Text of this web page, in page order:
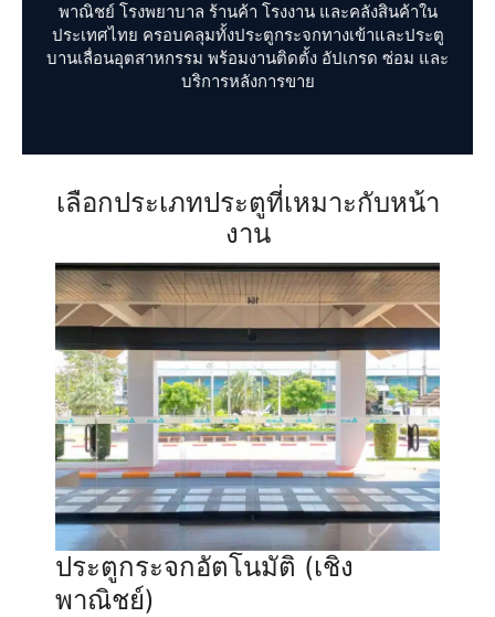
พาณิชย์ โรงพยาบาล ร้านค้า โรงงาน และคลังสินค้าใน
ประเทศไทย ครอบคลุมทั้งประตูกระจกทางเข้าและประตู
บานเลื่อนอุตสาหกรรม พร้อมงานติดตั้ง อัปเกรด ซ่อม และ
บริการหลังการขาย
เลือกประเภทประตูที่เหมาะกับหน้า
งาน
ประตูกระจกอัตโนมัติ (เชิง
พาณิชย์)